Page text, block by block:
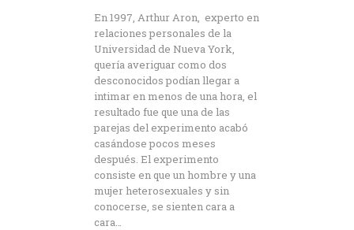
En 1997, Arthur Aron, experto en
relaciones personales de la
Universidad de Nueva York,
quería averiguar como dos
desconocidos podían llegar a
intimar en menos de una hora, el
resultado fue que una de las
parejas del experimento acabó
casándose pocos meses
después. El experimento
consiste en que un hombre y una
mujer heterosexuales y sin
conocerse, se sienten cara a
cara…